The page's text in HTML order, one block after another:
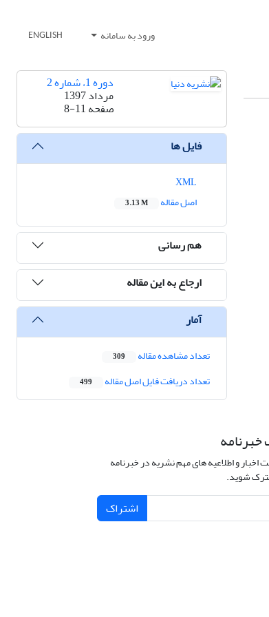
ورود به سامانه ENGLISH
دوره 1، شماره 2
مرداد 1397
صفحه8-11
فایل ها
اصل مقاله
3.13 M
هم رسانی
ارجاع به این مقاله
آمار
تعداد مشاهده مقاله 309
تعداد دریافت فایل اصل مقاله 499
اخبار و اطلاعیه های مهم نشریه در خبرنامه
شوید.
اشتراک